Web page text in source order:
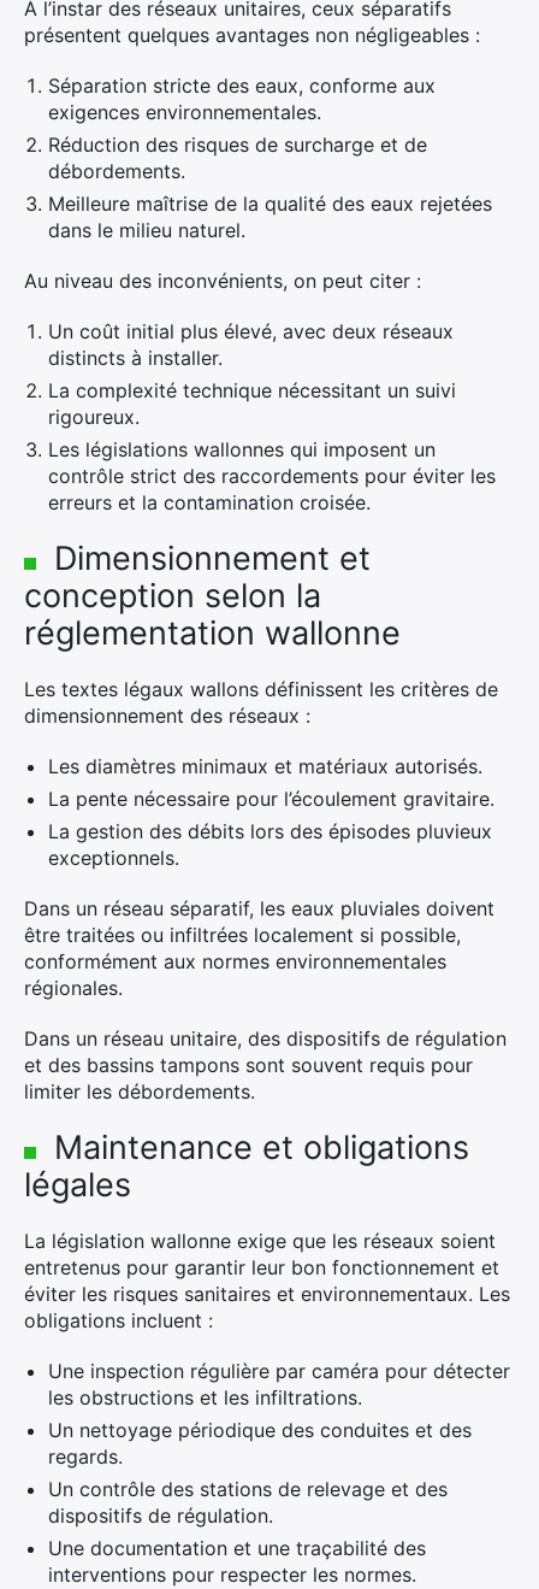
À l’instar des réseaux unitaires, ceux séparatifs
présentent quelques avantages non négligeables :
Séparation stricte des eaux, conforme aux
exigences environnementales.
Réduction des risques de surcharge et de
débordements.
Meilleure maîtrise de la qualité des eaux rejetées
dans le milieu naturel.
Au niveau des inconvénients, on peut citer :
Un coût initial plus élevé, avec deux réseaux
distincts à installer.
La complexité technique nécessitant un suivi
rigoureux.
Les législations wallonnes qui imposent un
contrôle strict des raccordements pour éviter les
erreurs et la contamination croisée.
Dimensionnement et
conception selon la
réglementation wallonne
Les textes légaux wallons définissent les critères de
dimensionnement des réseaux :
Les diamètres minimaux et matériaux autorisés.
La pente nécessaire pour l’écoulement gravitaire.
La gestion des débits lors des épisodes pluvieux
exceptionnels.
Dans un réseau séparatif, les eaux pluviales doivent
être traitées ou infiltrées localement si possible,
conformément aux normes environnementales
régionales.
Dans un réseau unitaire, des dispositifs de régulation
et des bassins tampons sont souvent requis pour
limiter les débordements.
Maintenance et obligations
légales
La législation wallonne exige que les réseaux soient
entretenus pour garantir leur bon fonctionnement et
éviter les risques sanitaires et environnementaux. Les
obligations incluent :
Une inspection régulière par caméra pour détecter
les obstructions et les infiltrations.
Un nettoyage périodique des conduites et des
regards.
Un contrôle des stations de relevage et des
dispositifs de régulation.
Une documentation et une traçabilité des
interventions pour respecter les normes.
Rechercher